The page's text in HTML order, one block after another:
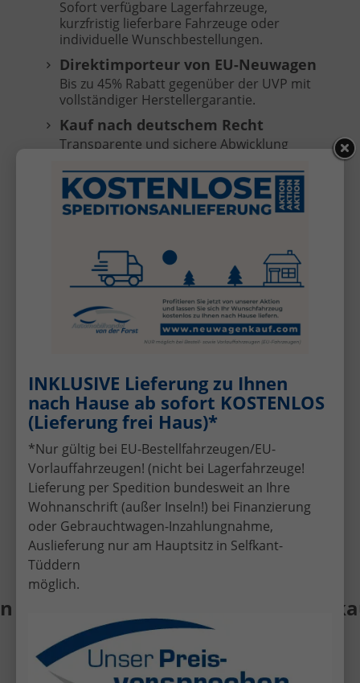
Sofort verfügbare Lagerfahrzeuge,
kurzfristig lieferbare Fahrzeuge oder
individuelle Wunschbestellungen.
Direktimporteur von EU-Neuwagen
Bis zu 45% Rabatt gegenüber der UVP mit
vollständiger Herstellergarantie.
Kauf nach deutschem Recht
Transparente und sichere Abwicklung
Fahrzeugübergabe.
Keine versteckten Kosten
Überführungskosten sind im Preis
Kostenlose Anlieferung
Ihr Fahrzeug direkt vor Ihre Haustür bei
Bestell- oder Vorlauffahrzeugen (außer
Inseln, nicht für KIA Sportage/Stonic).*
Inzahlungnahme Ihres
Schnelle und faire Bewertung Ihres
aktuellen Fahrzeugs.
Attraktive Finanzierungsangebote
Individuelle Finanzierung zu günstigen
Konditionen.
Kompetente Beratung
Persönlicher Service per Telefon, E-Mail
oder vor Ort in Selfkant-Tüddern.
• Gebrauchtwagen • Fahrzeug-
INKLUSIVE Lieferung zu Ihnen
nach Hause ab sofort KOSTENLOS
(Lieferung frei Haus)*
*Nur gültig bei EU-Bestellfahrzeugen/EU-
Vorlauffahrzeugen! (nicht bei Lagerfahrzeuge!
Lieferung per Spedition bundesweit an Ihre
Wohnanschrift (außer Inseln!) bei Finanzierung
oder Gebrauchtwagen-Inzahlungnahme,
Auslieferung nur am Hauptsitz in Selfkant-
Tüddern
möglich.